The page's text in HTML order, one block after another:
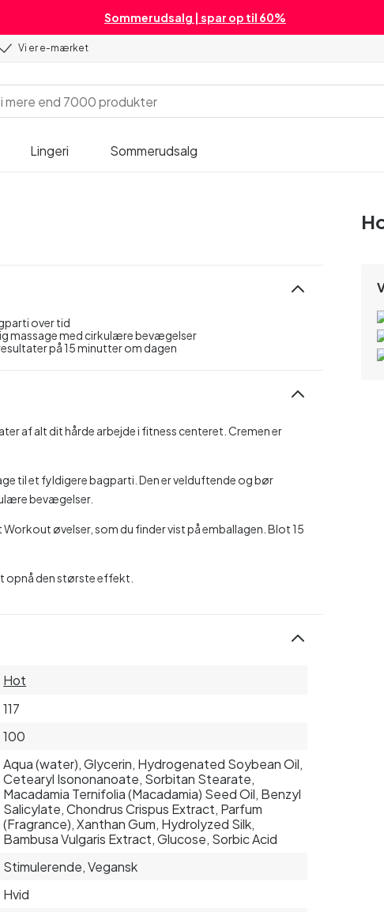
Sommerudsalg | spar op til 60%
Vi er e-mærket
Lingeri Sommerudsalg
over tid
massage med cirkulære bevægelser
på 15 minutter om dagen
af alt dit hårde arbejde i fitness centeret. Cremen er
til et fyldigere bagparti. Den er velduftende og bør
bevægelser.
øvelser, som du finder vist på emballagen. Blot 15
opnå den største effekt.
Hot
117
100
Aqua (water), Glycerin, Hydrogenated Soybean Oil,
Cetearyl Isononanoate, Sorbitan Stearate,
Macadamia Ternifolia (Macadamia) Seed Oil, Benzyl
Salicylate, Chondrus Crispus Extract, Parfum
(Fragrance), Xanthan Gum, Hydrolyzed Silk,
Bambusa Vulgaris Extract, Glucose, Sorbic Acid
Stimulerende, Vegansk
Hvid